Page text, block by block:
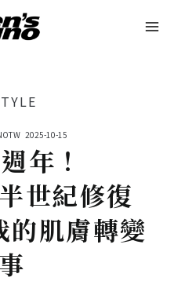
2025-10-15
年！
世紀修復
的肌膚轉變